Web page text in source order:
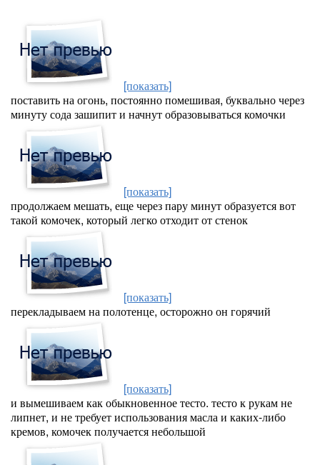
[показать]
поставить на огонь, постоянно помешивая, буквально через
минуту сода зашипит и начнут образовываться комочки
[показать]
продолжаем мешать, еще через пару минут образуется вот
такой комочек, который легко отходит от стенок
[показать]
перекладываем на полотенце, осторожно он горячий
[показать]
и вымешиваем как обыкновенное тесто. тесто к рукам не
липнет, и не требует использования масла и каких-либо
кремов, комочек получается небольшой